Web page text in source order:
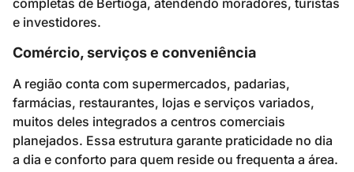
completas de Bertioga, atendendo moradores, turistas
e investidores.
Comércio, serviços e conveniência
A região conta com supermercados, padarias,
farmácias, restaurantes, lojas e serviços variados,
muitos deles integrados a centros comerciais
planejados. Essa estrutura garante praticidade no dia
a dia e conforto para quem reside ou frequenta a área.